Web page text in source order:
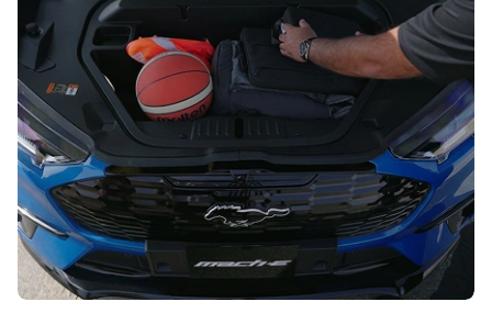
ذلك بسرعة ويفاجئك – إلّا أنّ الهدف منه تقليل خطر الإصطدام. صُمّم النّظام أيضًا
ليُبقي الفرامل مفعّلة لفترة قصيرة، لكن قد تبدأ السّيّارة بالحركة مجدّدًا إذا لم تبقَ
متحكّمًا بها.
للوصول إلى خيارات مساعدة الكبح عند الرّجوع للخلف عبر
®
SYNC:
من قائمة الإعدادات، إضغط على مساعدة السّائق.
فعّل أو أوقف ميزة مساعدة الكبح عند الرّجوع للخلف.
تجاوز نظام مساعدة الكبح عند الرّجوع للخلف:
قد تحدث أحيانًا فرملة غير متوقّعة أو غير مرغوبة من النّظام. يمكنك تجاوز ذلك بالضّغط
بقوّة على دوّاسة الوقود، أو بإيقاف النّظام.